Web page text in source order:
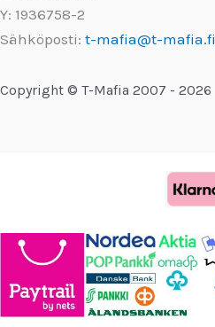
Y: 1936758-2
Sähköposti: t-mafia@t-mafia.fi
Copyright © T-Mafia 2007 - 2026